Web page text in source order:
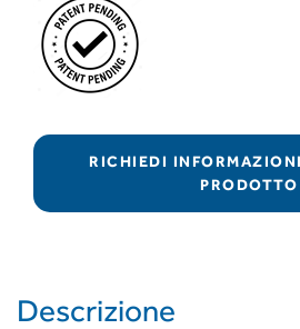
RICHIEDI
PRODOTTO
Descrizione